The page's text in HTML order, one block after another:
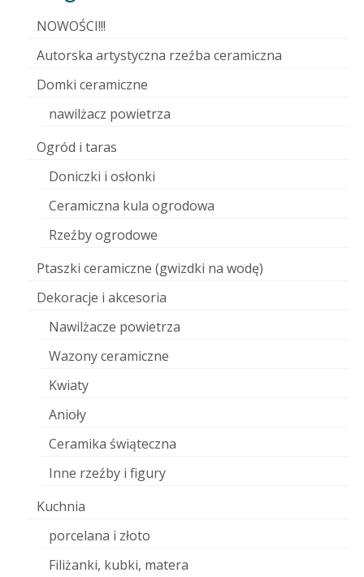
NOWOŚCI!!!
Autorska artystyczna rzeźba ceramiczna
Domki ceramiczne
nawilżacz powietrza
Ogród i taras
Doniczki i osłonki
Ceramiczna kula ogrodowa
Rzeźby ogrodowe
Ptaszki ceramiczne (gwizdki na wodę)
Dekoracje i akcesoria
Nawilżacze powietrza
Wazony ceramiczne
Kwiaty
Anioły
Ceramika świąteczna
Inne rzeźby i figury
Kuchnia
porcelana i złoto
Filiżanki, kubki, matera